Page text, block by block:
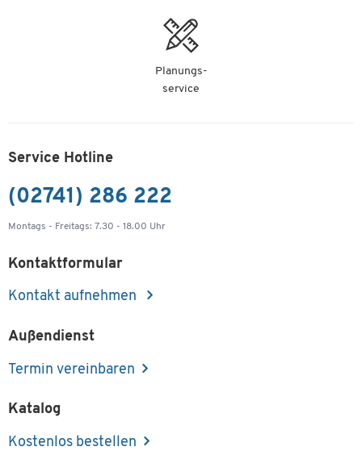
Planungs-
service
Service Hotline
(02741) 286 222
Montags - Freitags: 7.30 - 18.00 Uhr
Kontaktformular
Kontakt aufnehmen
Außendienst
Termin vereinbaren
Katalog
Kostenlos bestellen